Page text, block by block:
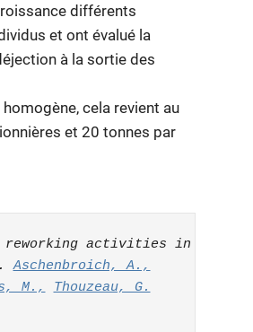
différents
et ont évalué la
à la sortie des
cela revient au
et 20 tonnes par
reworking activities in
Aschenbroich, A.,
M.,
Thouzeau, G.